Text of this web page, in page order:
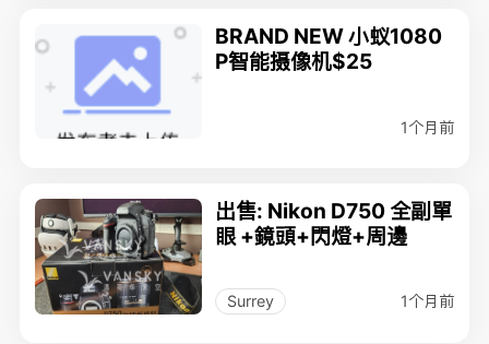
BRAND NEW 小蚁1080
P智能摄像机$25
1个月前
出售: Nikon D750 全副單
眼 +鏡頭+閃燈+周邊
Surrey 1个月前